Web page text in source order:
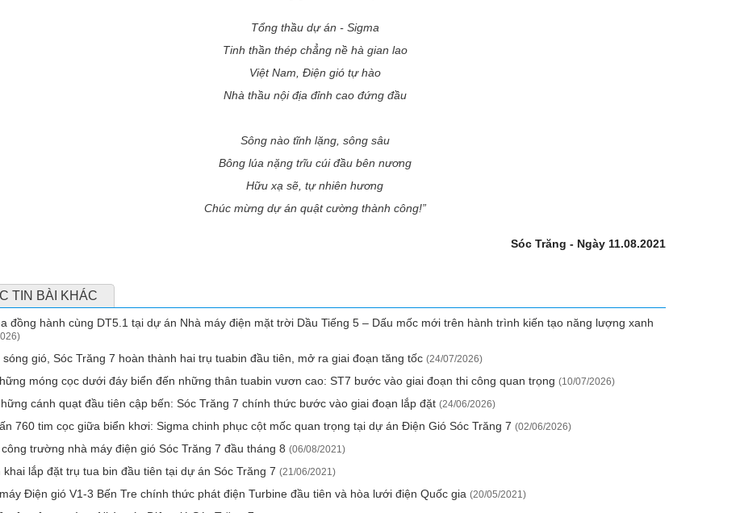
Tổng thầu dự án - Sigma
Tinh thần thép chẳng nề hà gian lao
Việt Nam, Điện gió tự hào
Nhà thầu nội địa đỉnh cao đứng đầu
Sông nào tĩnh lặng, sông sâu
Bông lúa nặng trĩu cúi đầu bên nương
Hữu xạ sẽ, tự nhiên hương
Chúc mừng dự án quật cường thành công!”
Sóc Trăng - Ngày 11.08.2021
TIN BÀI KHÁC
đồng hành cùng DT5.1 tại dự án Nhà máy điện mặt trời Dầu Tiếng 5 – Dấu mốc mới trên hành trình kiến tạo năng lượng xanh
gió, Sóc Trăng 7 hoàn thành hai trụ tuabin đầu tiên, mở ra giai đoạn tăng tốc (24/07/2026)
móng cọc dưới đáy biển đến những thân tuabin vươn cao: ST7 bước vào giai đoạn thi công quan trọng (10/07/2026)
cánh quạt đầu tiên cập bến: Sóc Trăng 7 chính thức bước vào giai đoạn lắp đặt (24/06/2026)
760 tim cọc giữa biển khơi: Sigma chinh phục cột mốc quan trọng tại dự án Điện Gió Sóc Trăng 7 (02/06/2026)
trường nhà máy điện gió Sóc Trăng 7 đầu tháng 8 (06/08/2021)
khai lắp đặt trụ tua bin đầu tiên tại dự án Sóc Trăng 7 (21/06/2021)
Điện gió V1-3 Bến Tre chính thức phát điện Turbine đầu tiên và hòa lưới điện Quốc gia (20/05/2021)